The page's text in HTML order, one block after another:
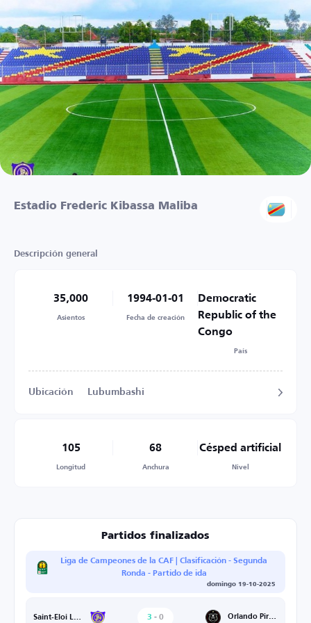
Estadio Frederic Kibassa Maliba
Descripción general
35,000
Asientos
1994-01-01
Fecha de creación
Democratic
Republic of the
Congo
País
Ubicación Lubumbashi
105
Longitud
68
Anchura
Césped artificial
Nivel
Partidos finalizados
Liga de Campeones de la CAF | Clasificación - Segunda
Ronda - Partido de ida
domingo 19-10-2025
Saint-Eloi Lupopo 3 - 0 Orlando Pirates